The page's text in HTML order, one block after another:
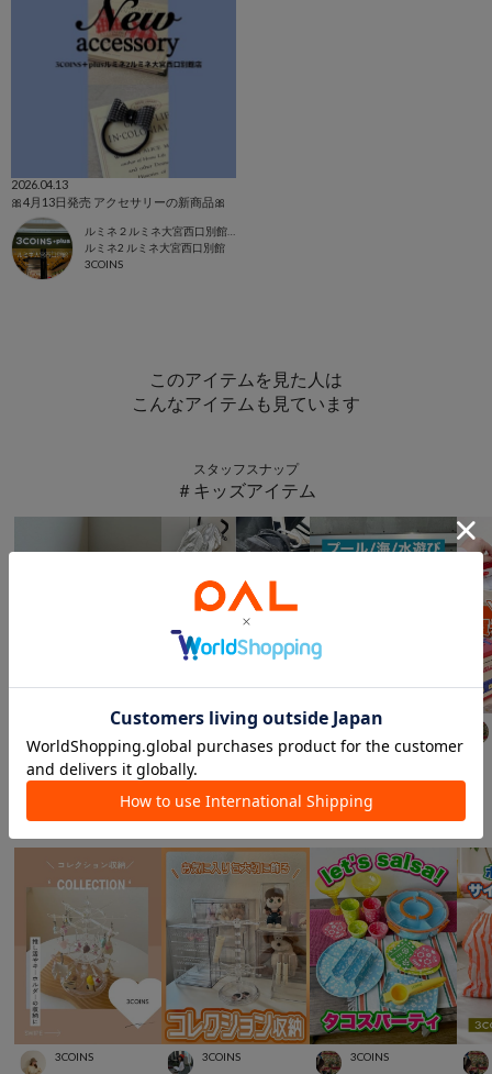
2026.04.13
🎀4月13日発売 アクセサリーの新商品🎀
ルミネ２ルミネ大宮西口別館店
ルミネ2 ルミネ大宮西口別館
3COINS
このアイテムを見た人は
こんなアイテムも見ています
スタッフスナップ
＃キッズアイテム
momo. 164cm
3COINS
aya 157cm
3COINS
aya 157cm
スタッフスナップ
＃プチプラ雑貨
3COINS 3COINS 3COINS